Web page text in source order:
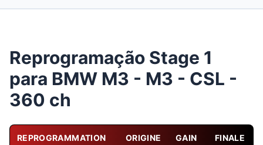
Reprogramação Stage 1
para BMW M3 - M3 - CSL -
360 ch
REPROGRAMMATION ORIGINE GAIN FINALE